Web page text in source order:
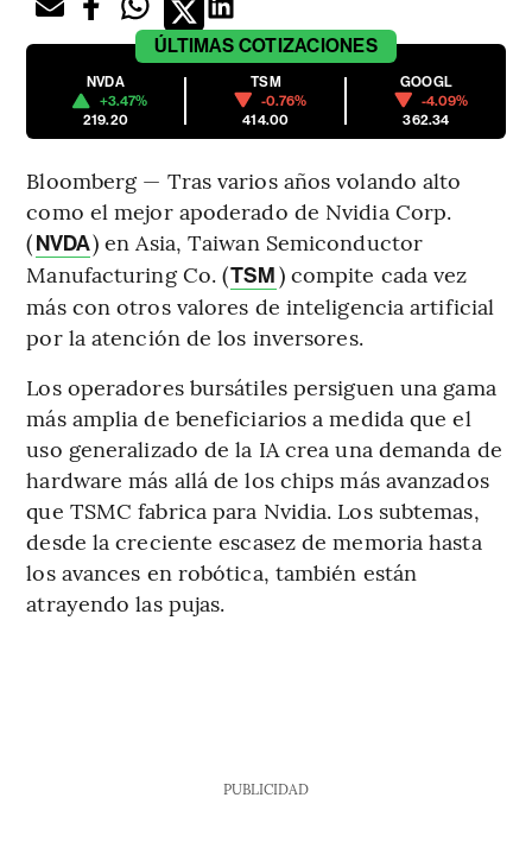
ÚLTIMAS COTIZACIONES
NVDA
+3.47%
219.20
TSM
-0.76%
414.00
GOOGL
-4.09%
362.34
Bloomberg — Tras varios años volando alto
como el mejor apoderado de Nvidia Corp.
(NVDA) en Asia, Taiwan Semiconductor
Manufacturing Co. (TSM) compite cada vez
más con otros valores de inteligencia artificial
por la atención de los inversores.
Los operadores bursátiles persiguen una gama
más amplia de beneficiarios a medida que el
uso generalizado de la IA crea una demanda de
hardware más allá de los chips más avanzados
que TSMC fabrica para Nvidia. Los subtemas,
desde la creciente escasez de memoria hasta
los avances en robótica, también están
atrayendo las pujas.
PUBLICIDAD